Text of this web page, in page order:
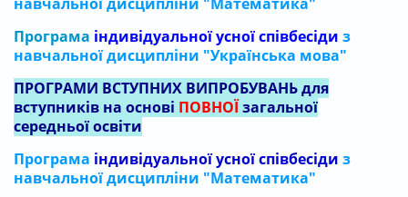
Програма індивідуальної усної співбесіди з
навчальної дисципліни "Українська мова"
ПРОГРАМИ ВСТУПНИХ ВИПРОБУВАНЬ для
вступників на основі ПОВНОЇзагальної
середньої освіти
Програма індивідуальної усної співбесіди з
навчальної дисципліни "Математика"